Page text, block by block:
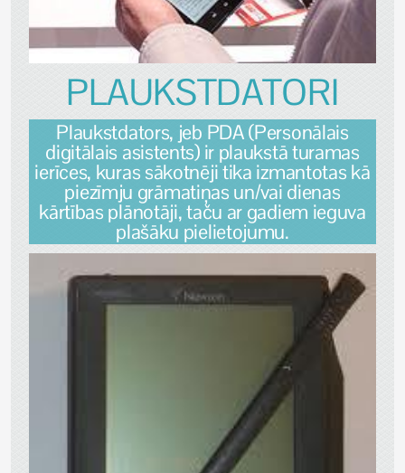
PLAUKSTDATORI
Plaukstdators, jeb PDA (Personālais
digitālais asistents) ir plaukstā turamas
ierīces, kuras sākotnēji tika izmantotas kā
piezīmju grāmatiņas un/vai dienas
kārtības plānotāji, taču ar gadiem ieguva
plašāku pielietojumu.